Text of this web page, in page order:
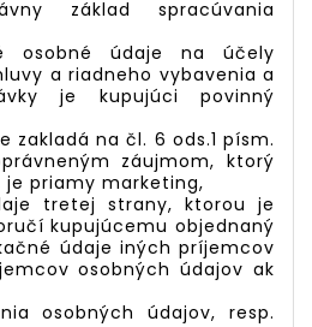
základ spracúvania
osobné údaje na účely
a riadneho vybavenia a
je kupujúci povinný
zakladá na čl. 6 ods.1 písm.
záujmom, ktorý
priamy marketing,
tretej strany, ktorou je
kupujúcemu objednaný
údaje iných príjemcov
osobných údajov ak
osobných údajov, resp.